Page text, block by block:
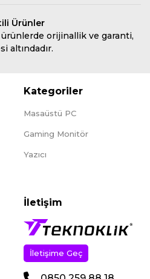
Ürünler
ürünlerde orijinallik ve garanti,
altındadır.
Kategoriler
Masaüstü PC
Gaming Monitör
Yazıcı
İletişim
İletişime Geç